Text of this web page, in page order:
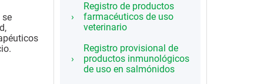
Registro de productos
farmacéuticos de uso
veterinario
Registro provisional de
productos inmunológicos
de uso en salmónidos